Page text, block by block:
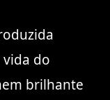
vida do
brilhante